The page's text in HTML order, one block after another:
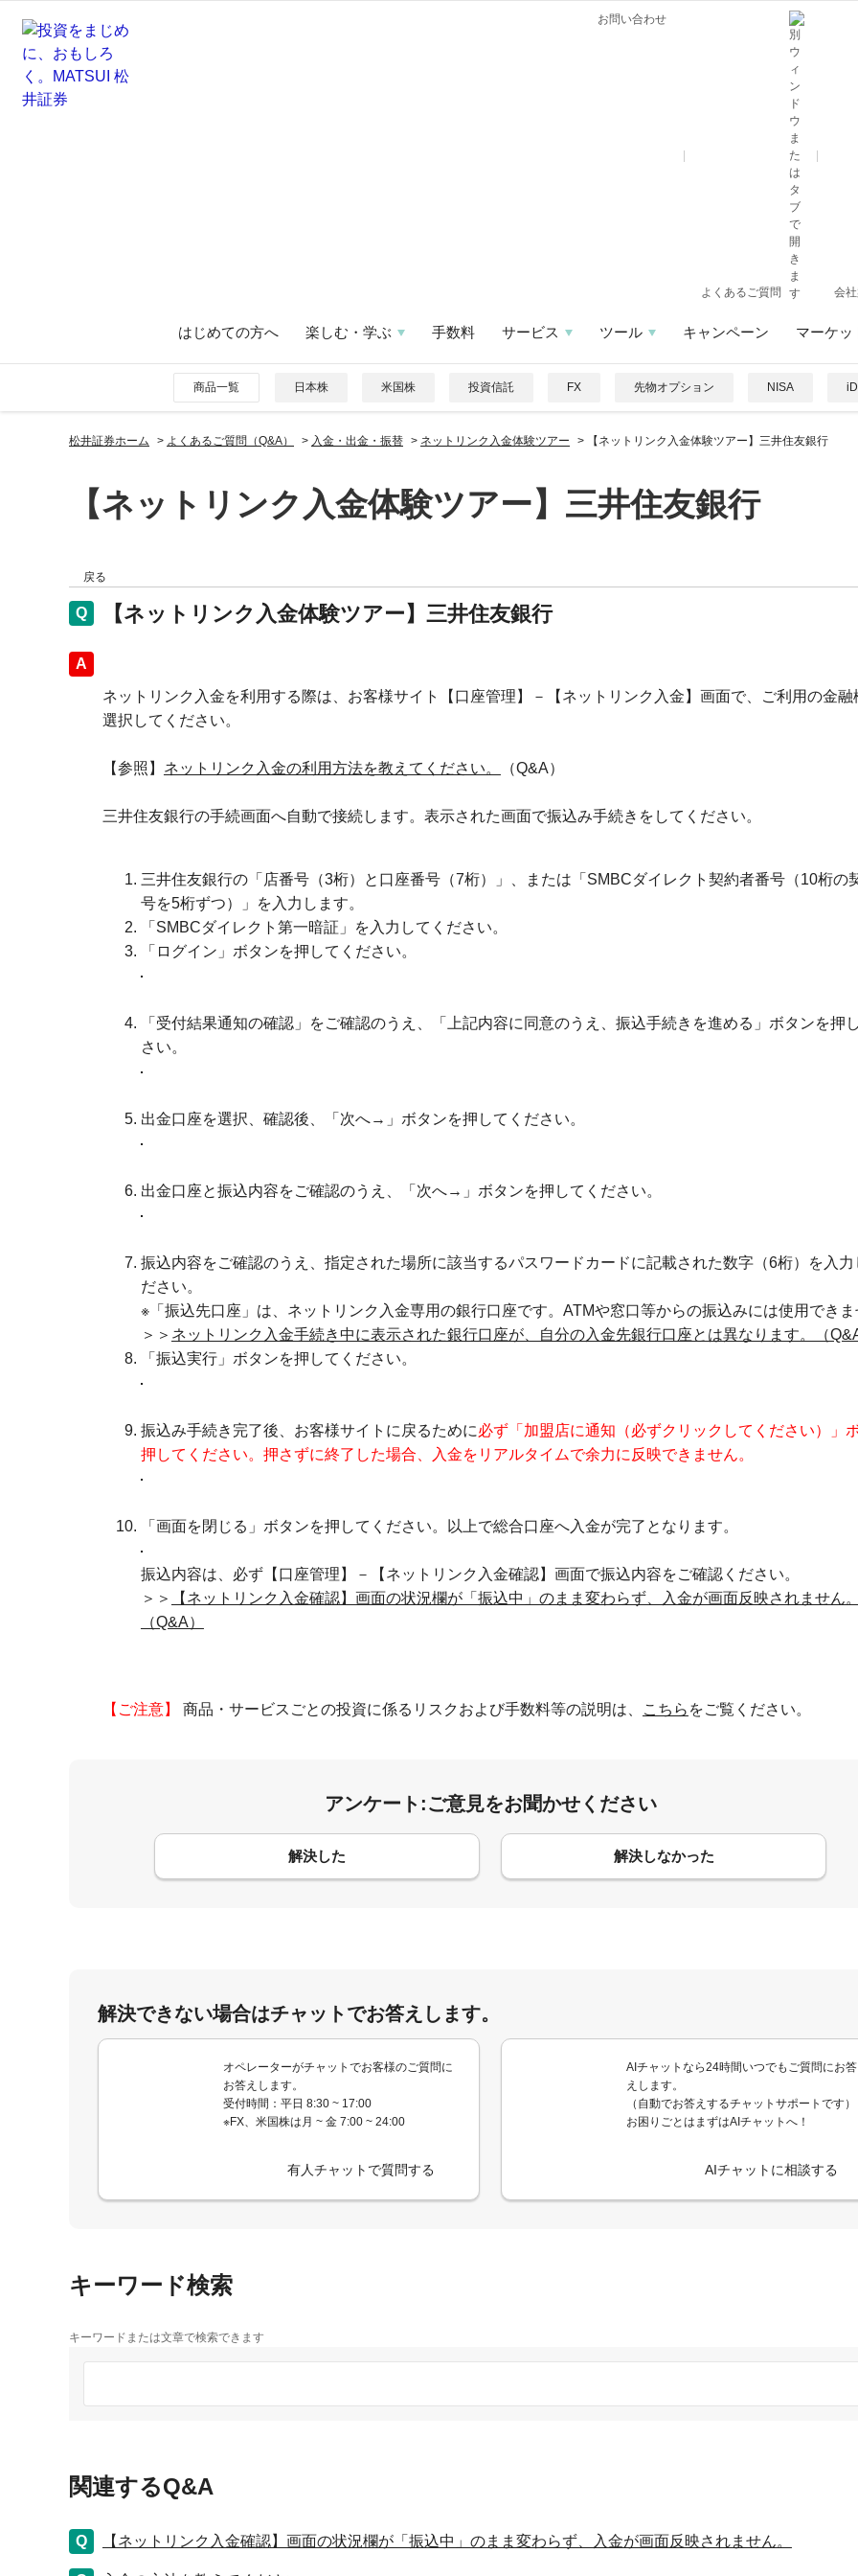
お問い合わせ
よくあるご質問 会
はじめての方へ 楽しむ・学ぶ 手数料 サービス ツール キャンペーン マーケッ
商品一覧 日本株 米国株 投資信託 FX 先物オプション NISA
松井証券ホーム > よくあるご質問（Q&A） > 入金・出金・振替 > ネットリンク入金体験ツアー > 【ネットリンク入金体験ツアー】三井住友銀行
【ネットリンク入金体験ツアー】三井住友銀行
戻る
【ネットリンク入金体験ツアー】三井住友銀行
回答
ネットリンク入金を利用する際は、お客様サイト【口座管理】－【ネットリンク入金】画面で、ご利用の金融
選択してください。
【参照】 ネットリンク入金の利用方法を教えてください。 （Q&A）
三井住友銀行の手続画面へ自動で接続します。表示された画面で振込み手続きをしてください。
三井住友銀行の「店番号（3桁）と口座番号（7桁）」、または「SMBCダイレクト契約者番号（10桁の
号を5桁ずつ）」を入力します。
「SMBCダイレクト第一暗証」を入力してください。
「ログイン」ボタンを押してください。
「受付結果通知の確認」をご確認のうえ、「上記内容に同意のうえ、振込手続きを進める」ボタンを押
さい。
出金口座を選択、確認後、「次へ→」ボタンを押してください。
出金口座と振込内容をご確認のうえ、「次へ→」ボタンを押してください。
振込内容をご確認のうえ、指定された場所に該当するパスワードカードに記載された数字（6桁）を入力
ださい。
※「振込先口座」は、ネットリンク入金専用の銀行口座です。ATMや窓口等からの振込みには使用できま
＞＞ ネットリンク入金手続き中に表示された銀行口座が、自分の入金先銀行口座とは異なります。（Q&A
「振込実行」ボタンを押してください。
振込み手続き完了後、お客様サイトに戻るために必ず「加盟店に通知（必ずクリックしてください）」
押してください。押さずに終了した場合、入金をリアルタイムで余力に反映できません。
「画面を閉じる」ボタンを押してください。以上で総合口座へ入金が完了となります。
振込内容は、必ず【口座管理】－【ネットリンク入金確認】画面で振込内容をご確認ください。
＞＞
【ネットリンク入金確認】画面の状況欄が「振込中」のまま変わらず、入金が画面反映されません。
（Q&A）
【ご注意】 商品・サービスごとの投資に係るリスクおよび手数料等の説明は、 こちら をご覧ください。
アンケート:ご意見をお聞かせください
解決した 解決しなかった
コメント
解決できない場合はチャットでお答えします。
オペレーターがチャットでお客様のご質問に
お答えします。
受付時間：平日 8:30 ~ 17:00
※FX、米国株は月 ~ 金 7:00 ~ 24:00
有人チャットで質問する
AIチャットなら24時間いつでもご質問にお答
えします。
（自動でお答えするチャットサポートです）
お困りごとはまずはAIチャットへ！
AIチャットに相談する
キーワード検索
キーワードまたは文章で検索できます
関連するQ&A
【ネットリンク入金確認】画面の状況欄が「振込中」のまま変わらず、入金が画面反映されません。